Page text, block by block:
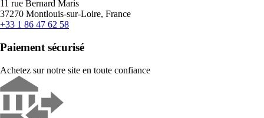
11 rue Bernard Maris
37270 Montlouis-sur-Loire, France
+33 1 86 47 62 58
Paiement sécurisé
Achetez sur notre site en toute confiance